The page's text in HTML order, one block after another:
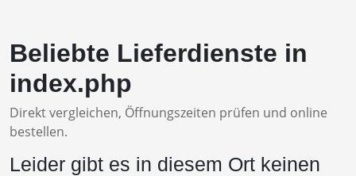
Beliebte Lieferdienste in
index.php
Direkt vergleichen, Öffnungszeiten prüfen und online
bestellen.
Leider gibt es in diesem Ort keinen